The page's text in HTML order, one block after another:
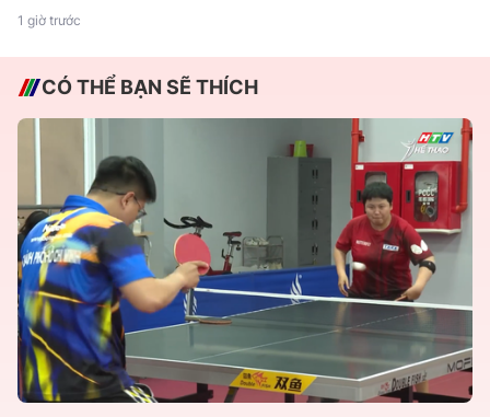
1 giờ trước
CÓ THỂ BẠN SẼ THÍCH